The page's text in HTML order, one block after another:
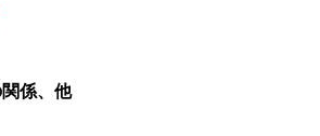
係、他